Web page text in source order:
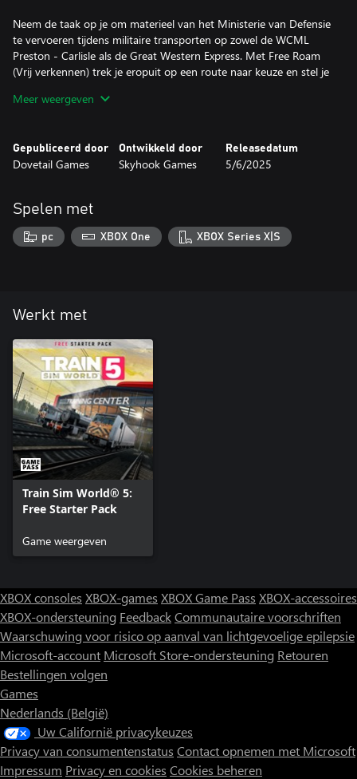
Neem de taak op je om materieel van het Ministerie van Defensie
te vervoeren tijdens militaire transporten op zowel de WCML
Preston - Carlisle als de Great Western Express. Met Free Roam
(Vrij verkennen) trek je eropuit op een route naar keuze en stel je
geheime defensievracht.
of genoemd in het spel.
Meer weergeven
Gepubliceerd door
Dovetail Games
Ontwikkeld door
Skyhook Games
Releasedatum
5/6/2025
Spelen met
pc XBOX One XBOX Series X|S
Werkt met
Train Sim World® 5:
Free Starter Pack
Game weergeven
XBOX consoles XBOX-games XBOX Game Pass XBOX-accessoires
XBOX-ondersteuning FeedbackCommunautaire voorschriften
Waarschuwing voor risico op aanval van lichtgevoelige epilepsie
Microsoft-account Microsoft Store-ondersteuning Retouren
Bestellingen volgen
Games
Nederlands (België)
Uw Californië privacykeuzes
Privacy van consumentenstatus Contact opnemen met Microsoft
Impressum Privacy en cookies Cookies beheren